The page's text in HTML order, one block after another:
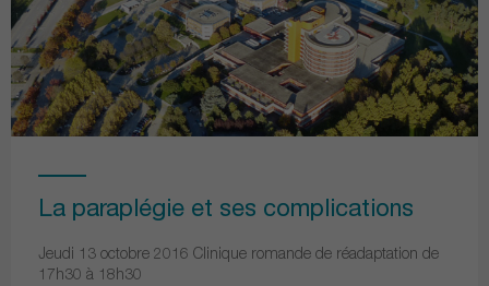
La paraplégie et ses complications
Jeudi 13 octobre 2016 Clinique romande de réadaptation de
17h30 à 18h30